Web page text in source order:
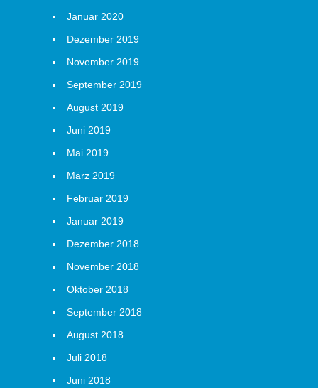
Januar 2020
Dezember 2019
November 2019
September 2019
August 2019
Juni 2019
Mai 2019
März 2019
Februar 2019
Januar 2019
Dezember 2018
November 2018
Oktober 2018
September 2018
August 2018
Juli 2018
Juni 2018